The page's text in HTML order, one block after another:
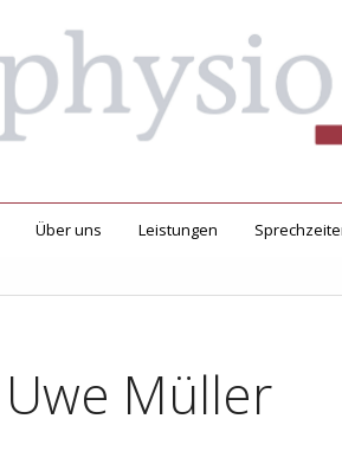
Über uns Leistungen
Uwe Müller